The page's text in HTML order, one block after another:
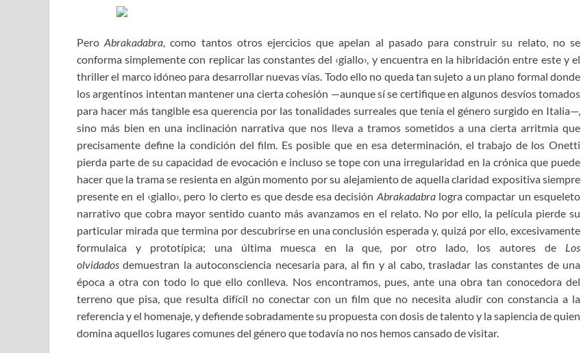
PeroAbrakadabra, como tantos otros ejercicios que apelan al pasado para construir su relato, no se
conforma simplemente con replicar las constantes del ‹giallo›, y encuentra en la hibridación entre este y el
thriller el marco idóneo para desarrollar nuevas vías. Todo ello no queda tan sujeto a un plano formal donde
los argentinos intentan mantener una cierta cohesión —aunque sí se certifique en algunos desvíos tomados
para hacer más tangible esa querencia por las tonalidades surreales que tenía el género surgido en Italia—,
sino más bien en una inclinación narrativa que nos lleva a tramos sometidos a una cierta arritmia que
precisamente define la condición del film. Es posible que en esa determinación, el trabajo de los Onetti
pierda parte de su capacidad de evocación e incluso se tope con una irregularidad en la crónica que puede
hacer que la trama se resienta en algún momento por su alejamiento de aquella claridad expositiva siempre
presente en el ‹giallo›, pero lo cierto es que desde esa decisión Abrakadabra logra compactar un esqueleto
narrativo que cobra mayor sentido cuanto más avanzamos en el relato. No por ello, la película pierde su
particular mirada que termina por descubrirse en una conclusión esperada y, quizá por ello, excesivamente
formulaica y prototípica; una última muesca en la que, por otro lado, los autores de Los
olvidadosdemuestran la autoconsciencia necesaria para, al fin y al cabo, trasladar las constantes de una
época a otra con todo lo que ello conlleva. Nos encontramos, pues, ante una obra tan conocedora del
terreno que pisa, que resulta difícil no conectar con un film que no necesita aludir con constancia a la
referencia y el homenaje, y defiende sobradamente su propuesta con dosis de talento y la sapiencia de quien
domina aquellos lugares comunes del género que todavía no nos hemos cansado de visitar.